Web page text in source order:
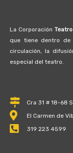
La Corporación
que tiene dentro de
circulación, la
especial del teatro.
Cra 31 # 18-68
El Carmen de
319 223 4599